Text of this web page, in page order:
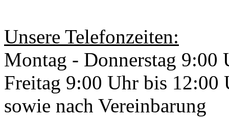
Unsere Telefonzeiten:
Montag - Donnerstag
Freitag 9:00 Uhr bis 12:00
sowie nach Vereinbarung